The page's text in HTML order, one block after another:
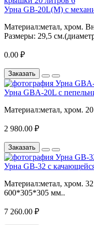
Урна GB-20L(M) с
Материал:метал, хром.
Размеры: 29,5
0.00 ₽
Заказать
Урна GBA-20L с
Материал:метал, хром.
2 980.00 ₽
Заказать
Урна GB-32 с
Материал:метал, хром.
600*305*305 мм..
7 260.00 ₽